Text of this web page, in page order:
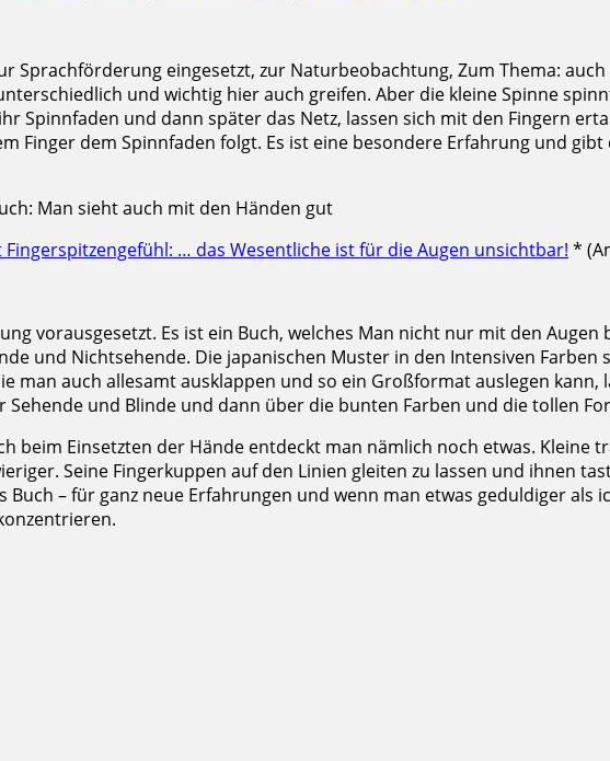
Sprachförderung eingesetzt, zur Naturbeobachtung, Zum Thema:
und wichtig hier auch greifen. Aber die kleine Spinne
Spinnfaden und dann später das Netz, lassen sich mit den Fingern
Finger dem Spinnfaden folgt. Es ist eine besondere Erfahrung und
Man sieht auch mit den Händen gut
… das Wesentliche ist für die Augen unsichtbar! *
vorausgesetzt. Es ist ein Buch, welches Man nicht nur mit den
und Nichtsehende. Die japanischen Muster in den Intensiven
man auch allesamt ausklappen und so ein Großformat auslegen kann,
Sehende und Blinde und dann über die bunten Farben und die tollen
beim Einsetzten der Hände entdeckt man nämlich noch etwas. Kleine
Seine Fingerkuppen auf den Linien gleiten zu lassen und ihnen
– für ganz neue Erfahrungen und wenn man etwas geduldiger als